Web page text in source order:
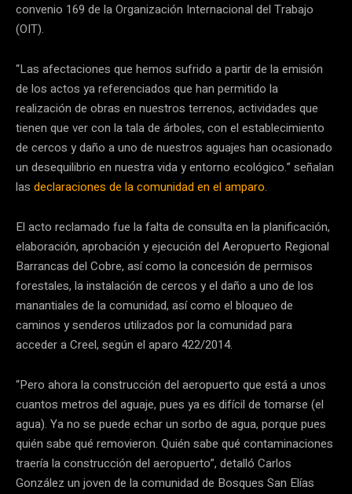
convenio 169 de la Organización Internacional del Trabajo
(OIT).
“Las afectaciones que hemos sufrido a partir de la emisión
de los actos ya referenciados que han permitido la
realización de obras en nuestros terrenos, actividades que
tienen que ver con la tala de árboles, con el establecimiento
de cercos y daño a uno de nuestros aguajes han ocasionado
un desequilibrio en nuestra vida y entorno ecológico.” señalan
las declaraciones de la comunidad en el amparo.
El acto reclamado fue la falta de consulta en la planificación,
elaboración, aprobación y ejecución del Aeropuerto Regional
Barrancas del Cobre, así como la concesión de permisos
forestales, la instalación de cercos y el daño a uno de los
manantiales de la comunidad, así como el bloqueo de
caminos y senderos utilizados por la comunidad para
acceder a Creel, según el aparo 422/2014.
“Pero ahora la construcción del aeropuerto que está a unos
cuantos metros del aguaje, pues ya es difícil de tomarse (el
agua). Ya no se puede echar un sorbo de agua, porque pues
quién sabe qué removieron. Quién sabe qué contaminaciones
traería la construcción del aeropuerto”, detalló Carlos
González un joven de la comunidad de Bosques San Elías